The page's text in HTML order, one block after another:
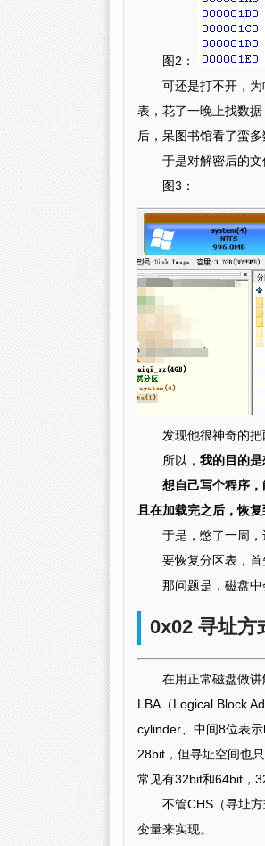
图2：
可还是打不开，
表，花了一晚上找数
后，呆图书馆看了蛮
于是对解密后的
图3：
发现他很神奇的
所以， 我的目的是
想自己写个程序
且在加载完之后，恢复
于是，憋了一周，
要恢复分区表，
那问题是，磁盘
0x02 寻址方
在用正常磁盘做
LBA（Logical Block
cylinder、中间8位表
28bit，但寻址空间也
常见有32bit和64bit，
不管CHS（寻址
变量来实现。